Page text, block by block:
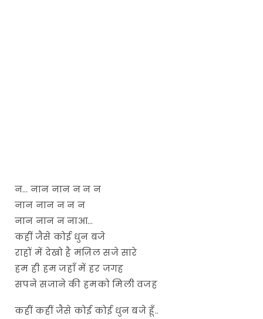
न… नान नान न न न
नान नान न न न
नान नान न नाआ…
कहीं जैसे कोई धुन बजे
राहों में देखो है मंज़िल सजे सारे
हम ही हम जहाँ में हर जगह
सपने सजाने की हमको मिली वजह
कहीं कहीं जैसे कोई कोई धुन बजे हूँ..